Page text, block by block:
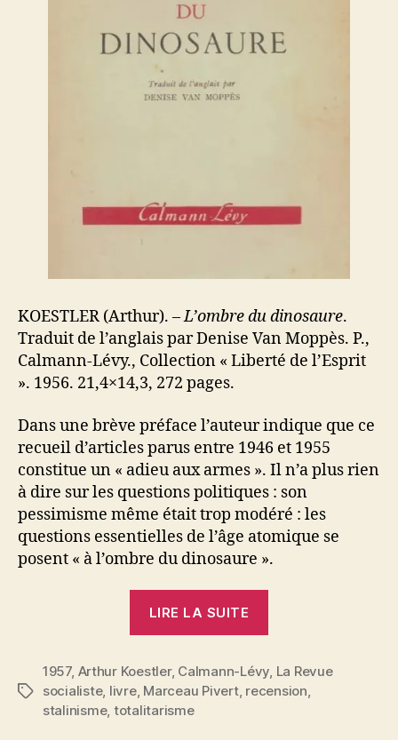
KOESTLER (Arthur). –L’ombre du dinosaure.
Traduit de l’anglais par Denise Van Moppès. P.,
Calmann-Lévy., Collection « Liberté de l’Esprit
». 1956. 21,4×14,3, 272 pages.
Dans une brève préface l’auteur indique que ce
recueil d’articles parus entre 1946 et 1955
constitue un « adieu aux armes ». Il n’a plus rien
à dire sur les questions politiques : son
pessimisme même était trop modéré : les
questions essentielles de l’âge atomique se
posent « à l’ombre du dinosaure ».
LIRE LA SUITE
Arthur
Koestler,
Étiquettes
1957, Arthur Koestler, Calmann-Lévy, La Revue
socialiste, livre, Marceau Pivert, recension,
stalinisme, totalitarisme